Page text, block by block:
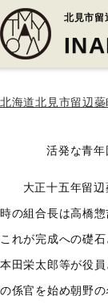
北見市留
北海道北見市留辺
活発な青年
大正十五年留辺
時の組合長は高橋
これが完成への礎
本田栄太郎等が役
の係官を始め朝野